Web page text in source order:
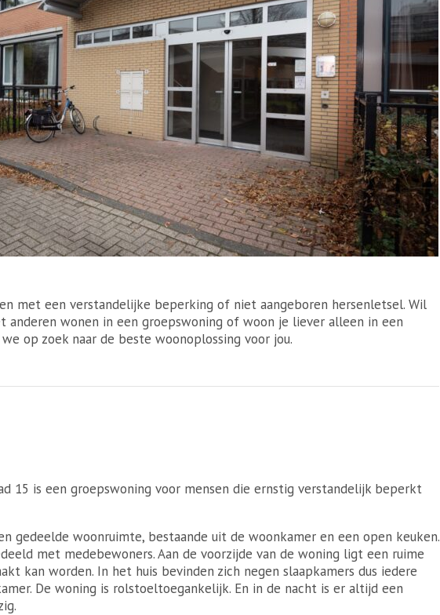
met een verstandelijke beperking of niet aangeboren hersenletsel. Wil
anderen wonen in een groepswoning of woon je liever alleen in een
op zoek naar de beste woonoplossing voor jou.
15 is een groepswoning voor mensen die ernstig verstandelijk beperkt
gedeelde woonruimte, bestaande uit de woonkamer en een open keuken.
met medebewoners. Aan de voorzijde van de woning ligt een ruime
kan worden. In het huis bevinden zich negen slaapkamers dus iedere
De woning is rolstoeltoegankelijk. En in de nacht is er altijd een